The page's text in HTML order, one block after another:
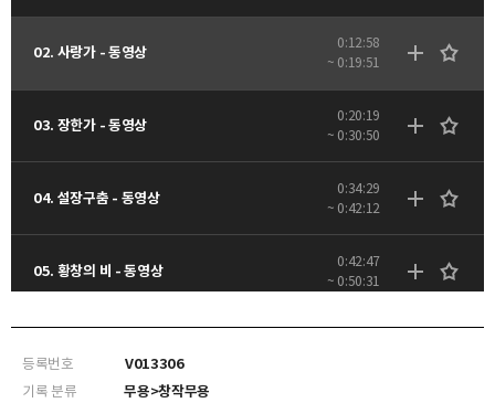
02. 사랑가 - 동영상
0:12:58
~ 0:19:51
03. 장한가 - 동영상
0:20:19
~ 0:30:50
04. 설장구춤 - 동영상
0:34:29
~ 0:42:12
05. 황창의 비 - 동영상
0:42:47
~ 0:50:31
0:51:45
등록번호
V013306
기록 분류
무용>창작무용